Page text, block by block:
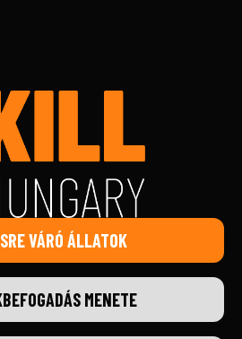
VÁRÓ ÁLLATOK
MENETE